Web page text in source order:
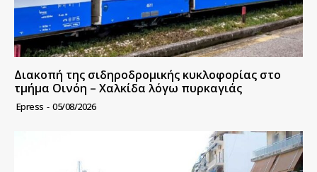
Διακοπή της σιδηροδρομικής κυκλοφορίας στο
τμήμα Οινόη – Χαλκίδα λόγω πυρκαγιάς
Epress - 05/08/2026